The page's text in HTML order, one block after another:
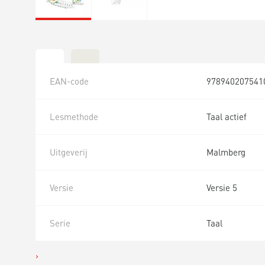
EAN-code
Lesmethode Taal actief
Uitgeverij Malmberg
Versie Versie 5
Serie Taal